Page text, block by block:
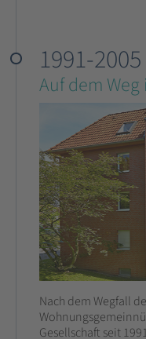
1991-2005
Auf dem
Nach dem Wegfall
Gesellschaft seit